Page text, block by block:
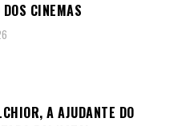
CINEMAS
A AJUDANTE DO